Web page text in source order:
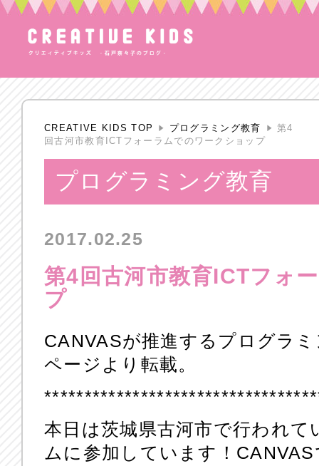
CREATIVE KIDS TOP プログラミング教育
第4
回古河市教育ICTフォーラムでのワークショップ
プログラミング教育
2017.02.25
第4回古河市教育ICTフォ
プ
CANVASが推進するプログラ
ページより転載。
本日は茨城県古河市で行われ
ムに参加しています！